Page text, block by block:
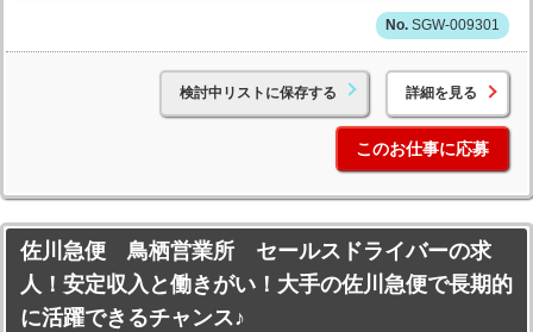
SGW-009301
検討中リストに保存する 詳細を見る
このお仕事に応募
佐川急便 鳥栖営業所 セールスドライバーの求
人！安定収入と働きがい！大手の佐川急便で長期的
に活躍できるチャンス♪